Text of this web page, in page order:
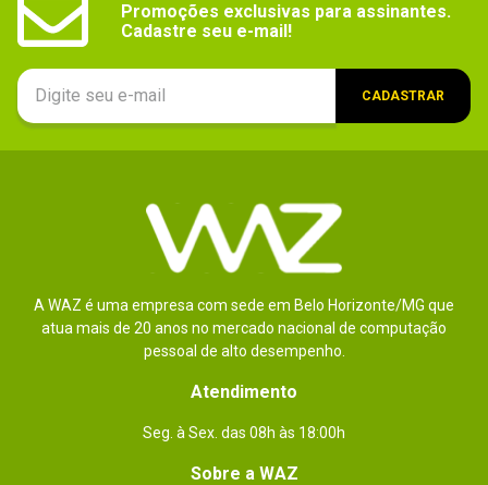
Promoções exclusivas para assinantes.
Cadastre seu e-mail!
CADASTRAR
A WAZ é uma empresa com sede em Belo Horizonte/MG que
atua mais de 20 anos no mercado nacional de computação
pessoal de alto desempenho.
Atendimento
Seg. à Sex. das 08h às 18:00h
Sobre a WAZ